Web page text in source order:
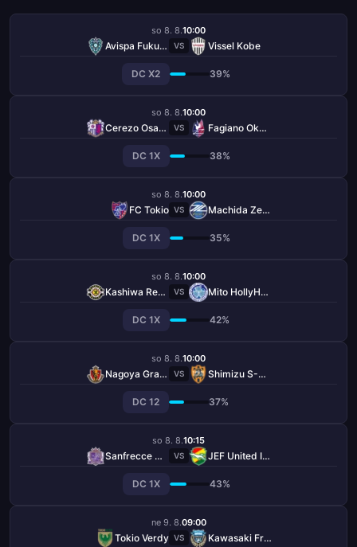
so 8. 8.10:00
Avispa Fukuoka VS Vissel Kobe
DC X2 39%
so 8. 8.10:00
Cerezo Osaka VS Fagiano Okayama
DC 1X 38%
so 8. 8.10:00
FC Tokio VS Machida Zelvia
DC 1X 35%
so 8. 8.10:00
Kashiwa Reysol VS Mito HollyHock
DC 1X 42%
so 8. 8.10:00
Nagoya Grampus VS Shimizu S-Pulse
DC 12 37%
so 8. 8.10:15
Sanfrecce Hiroshima VS JEF United Ichihara Chiba
DC 1X 43%
ne 9. 8.09:00
Tokio Verdy VS Kawasaki Frontale